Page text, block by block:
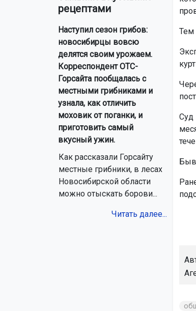
рецептами
Наступил сезон грибов:
новосибирцы вовсю
делятся своим урожаем.
Корреспондент ОТС-
Горсайта пообщалась с
местными грибниками и
узнала, как отличить
моховик от поганки, и
приготовить самый
вкусный ужин.
Как рассказали Горсайту
местные грибники, в лесах
Новосибирской области
можно отыскать борови...
Читать далее...
Тем
Суд